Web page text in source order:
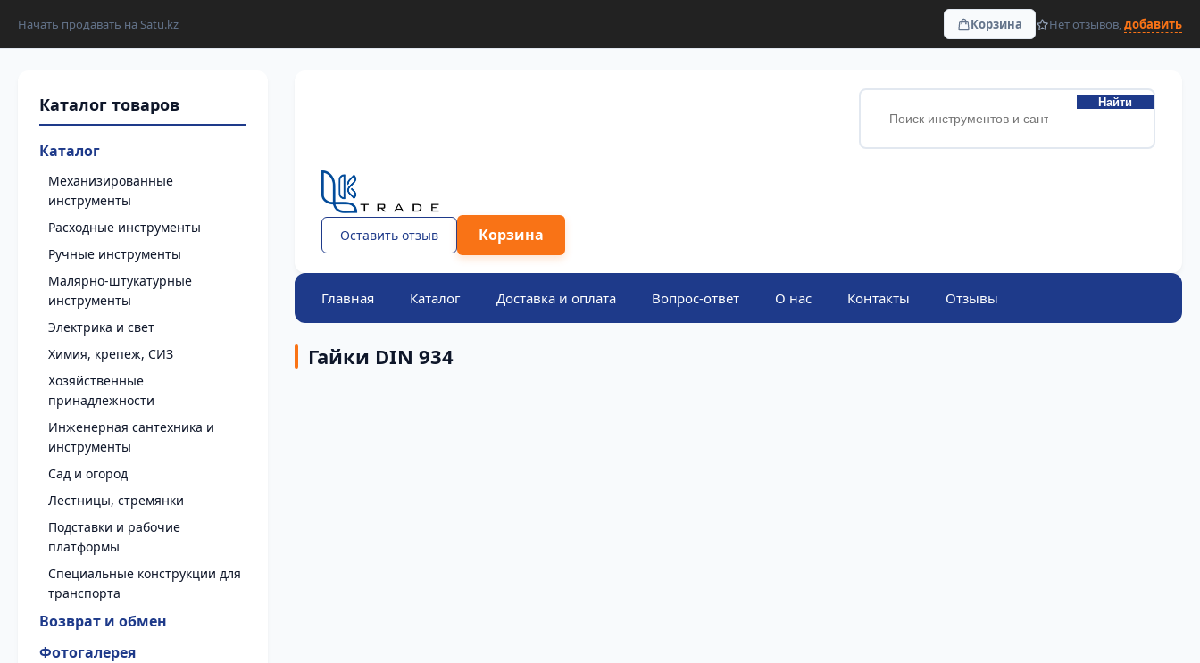
Начать продавать на Satu.kz Корзина Нет отзывов,добавить
Каталог
Механизированные
инструменты
Расходные инструменты
Ручные инструменты
Малярно-штукатурные
инструменты
Электрика и свет
Химия, крепеж, СИЗ
Хозяйственные
принадлежности
Инженерная сантехника и
инструменты
Сад и огород
Лестницы, стремянки
Подставки и рабочие
платформы
Специальные конструкции для
транспорта
Возврат и обмен
Фотогалерея
Найти
Оставить отзыв Корзина
Главная Каталог Доставка и оплата Вопрос-ответ О нас Контакты Отзывы
Гайки DIN 934